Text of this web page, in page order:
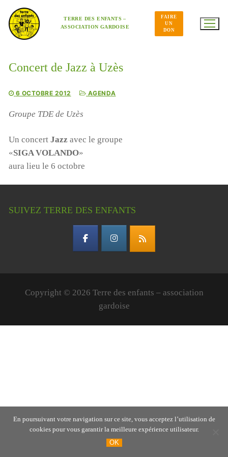
contenu
TERRE DES ENFANTS –
ASSOCIATION GARDOISE
FAIRE
UN
DON
Concert de Jazz à Uzès
6 OCTOBRE 2012 AGENDA
Groupe TDE de Uzès
Un concert Jazz avec le groupe
«SIGA VOLANDO»
aura lieu le 6 octobre
SUIVEZ TERRE DES ENFANTS
Copyright © 2026 Terre des enfants – association
gardoise
En poursuivant votre navigation sur ce site, vous acceptez l’utilisation de
cookies pour vous garantir la meilleure expérience utilisateur.
OK